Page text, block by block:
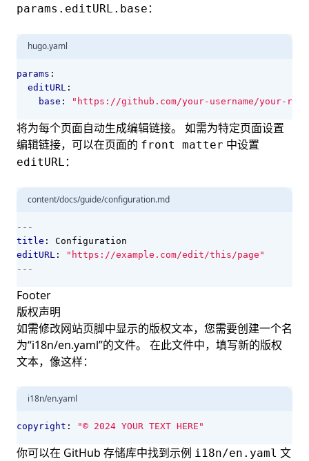
params.editURL.base ：
hugo.yaml
params :
editURL :
base : "https://github.com/your-username/your-
将为每个页面自动生成编辑链接。 如需为特定页面设置
编辑链接，可以在页面的 front matter 中设置
editURL ：
content/docs/guide/configuration.md
---
title :
Configuration
editURL :
"https://example.com/edit/this/page"
---
Footer
版权声明
如需修改网站页脚中显示的版权文本，您需要创建一个名
为“i18n/en.yaml”的文件。 在此文件中，填写新的版权
文本，像这样：
i18n/en.yaml
copyright : "© 2024 YOUR TEXT HERE"
你可以在 GitHub 存储库中找到示例 i18n/en.yaml 文